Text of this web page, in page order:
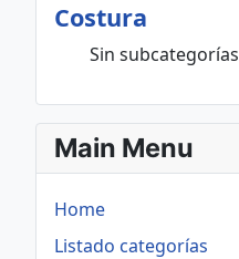
Costura
Sin subcategorías
Main Menu
Home
Listado categorías